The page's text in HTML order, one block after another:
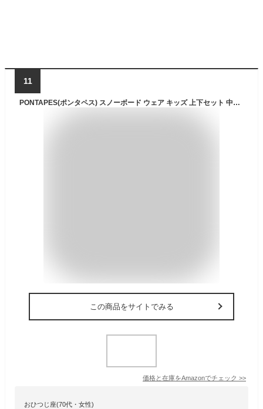
11
PONTAPES(ポンタペス) スノーボード ウェア キッズ 上下セット 中綿多め サイズ調節可能 PONJR-108 PJW17(2LN-5015*M-837) 140サイズ スノーウェア スノボウェア スキーウェア ウエア 子供用 ジュニア 男の子用 女の子用
この商品をサイトでみる
価格と在庫をAmazonでチェック >>
おひつじ座(70代・女性)